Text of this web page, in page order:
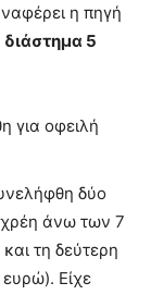
η πηγή
5
για οφειλή
δύο
άνω των 7
τη δεύτερη
Είχε